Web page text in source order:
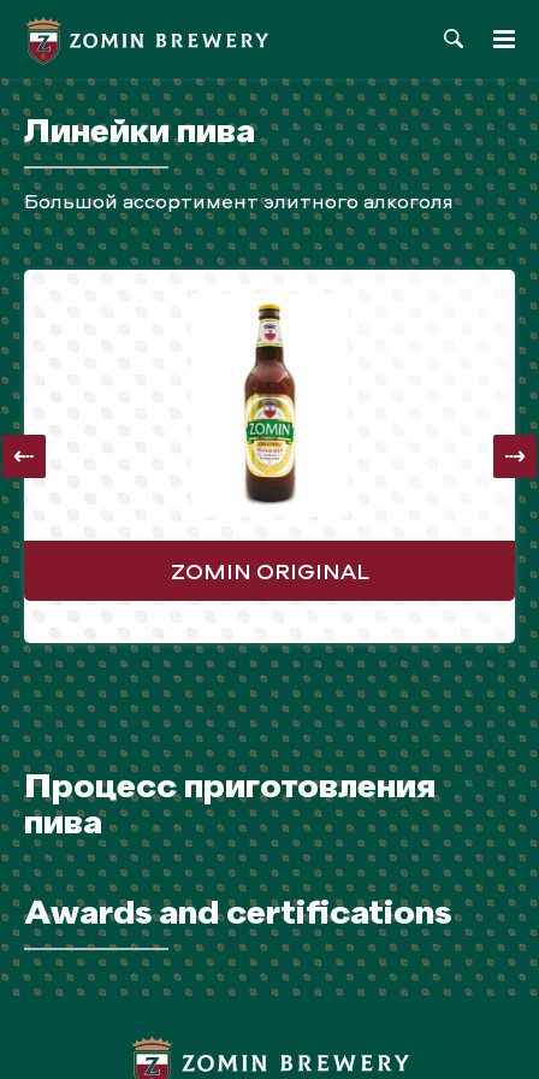
Линейки пива
Большой ассортимент элитного алкоголя
ZOMIN ORIGINAL
Процесс приготовления
пива
Awards and certifications